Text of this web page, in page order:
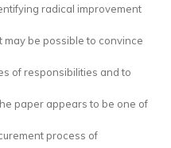
radical improvement
be possible to convince
of responsibilities and to
paper appears to be one of
process of